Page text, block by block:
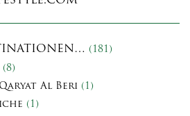
(181)
(8)
Al Beri (1)
(1)